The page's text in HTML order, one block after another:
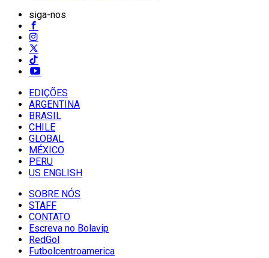
siga-nos
EDIÇÕES
ARGENTINA
BRASIL
CHILE
GLOBAL
MÉXICO
PERU
US ENGLISH
SOBRE NÓS
STAFF
CONTATO
Escreva no Bolavip
RedGol
Futbolcentroamerica